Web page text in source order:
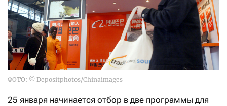
ФОТО: © Depositphotos/Chinaimages
25 января начинается отбор в две программы для